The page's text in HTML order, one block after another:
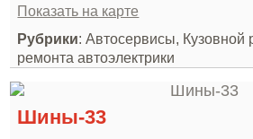
Показать на карте
Рубрики: Автосервисы, Кузовной
ремонта автоэлектрики
Шины-33